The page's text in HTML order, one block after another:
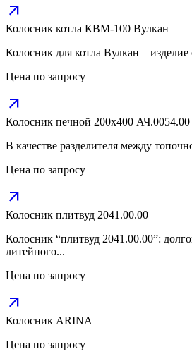
arrow_outward
Колосник котла КВМ-100 Вулкан
Колосник для котла Вулкан –
Цена по запросу
arrow_outward
Колосник печной 200х400 АЧ.0054.00
В качестве разделителя между
Цена по запросу
arrow_outward
Колосник плитвуд 2041.00.00
Колосник “плитвуд 2041.00.00”:
литейного...
Цена по запросу
arrow_outward
Колосник ARINA
Цена по запросу